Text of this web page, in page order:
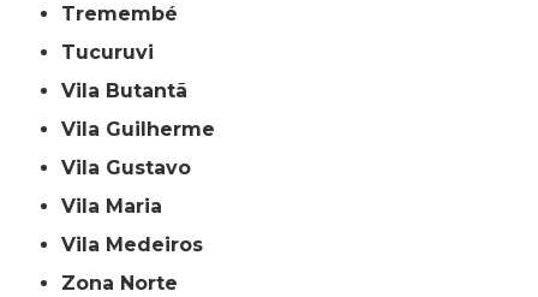
Tremembé
Tucuruvi
Vila Butantã
Vila Guilherme
Vila Gustavo
Vila Maria
Vila Medeiros
Zona Norte